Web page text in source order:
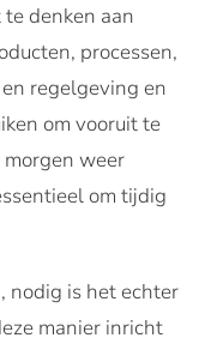
denken aan
processen,
regelgeving en
om vooruit te
weer
om tijdig
nodig is het echter
manier inricht